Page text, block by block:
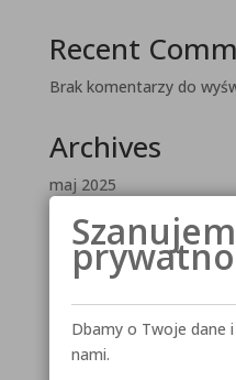
Recent
Brak komentarzy do
Archives
maj 2025
luty 2025
maj 2023
Categories
Baza wiedzy – artykuły
Dbamy o Twoje dane
nami.